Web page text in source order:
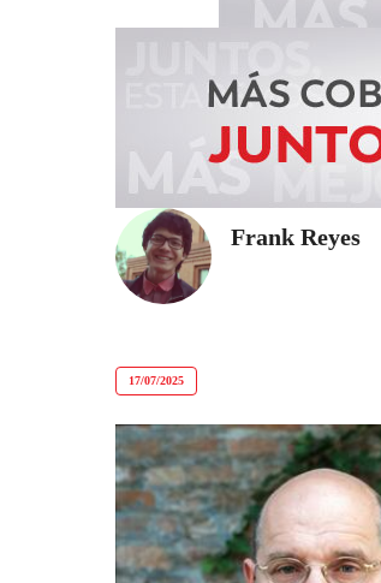
Frank Reyes
17/07/2025